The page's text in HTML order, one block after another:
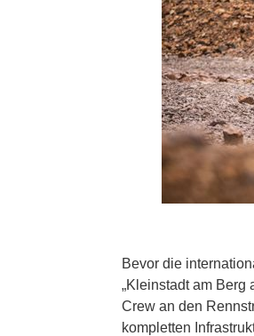
Bevor die
„Kleinstadt am Berg
Crew an den
kompletten